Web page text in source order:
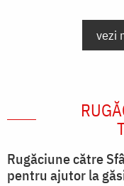
vezi
Rugăciune către
pentru ajutor la